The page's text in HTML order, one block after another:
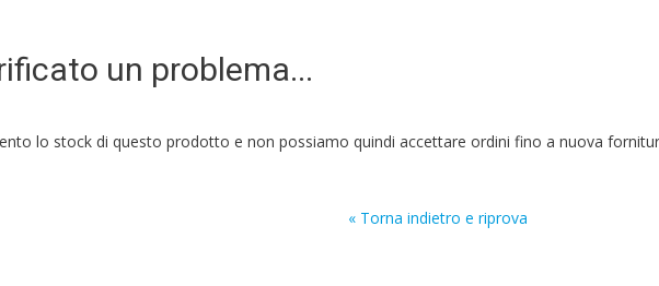
un problema...
lo stock di questo prodotto e non possiamo quindi accettare ordini fino a nuova
« Torna indietro e riprova